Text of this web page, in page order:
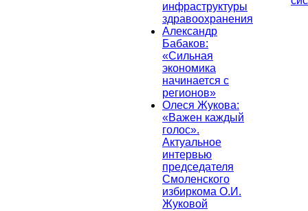
инфраструктуры
здравоохранения
Александр
Бабаков:
«Сильная
экономика
начинается с
регионов»
Олеся Жукова:
«Важен каждый
голос».
Актуальное
интервью
председателя
Смоленского
избиркома О.И.
Жуковой